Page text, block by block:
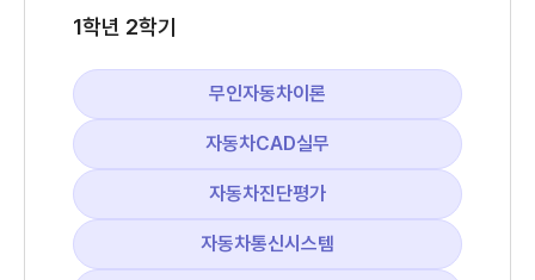
1학년 2학기
무인자동차이론
자동차CAD실무
자동차진단평가
자동차통신시스템